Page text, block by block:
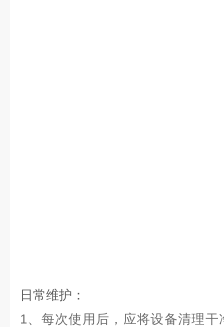
日常维护：
1、每次使用后，应将设备清理